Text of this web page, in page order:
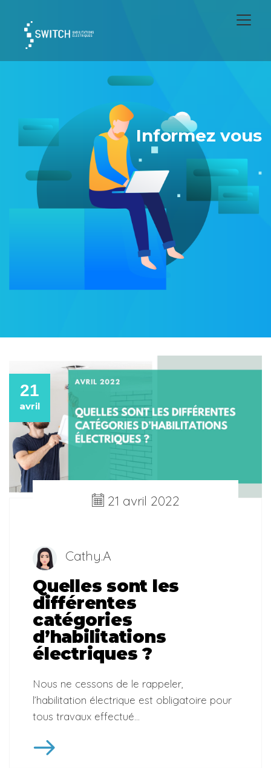
Informez vous
21
avril
21 avril 2022
Cathy.A
Quelles sont les
différentes
catégories
d’habilitations
électriques ?
Nous ne cessons de le rappeler,
l’habilitation électrique est obligatoire pour
tous travaux effectué...